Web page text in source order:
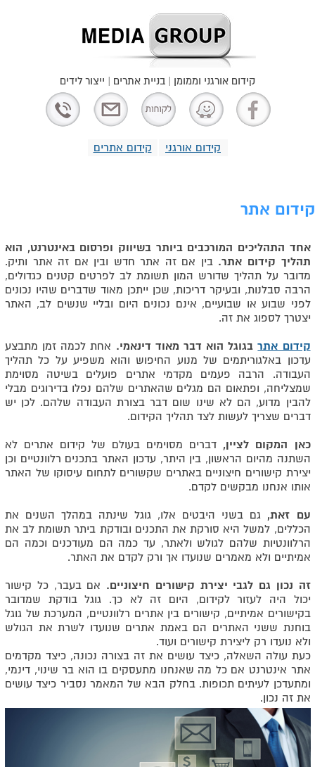
קידום אורגני קידום אתרים
קידום אורגני וממומן | בניית אתרים | ייצור לידים
קידום אתר
אחד התהליכים המורכבים ביותר בשיווק ופרסום באינטרנט, הוא
תהליך קידום אתר. בין אם זה אתר חדש ובין אם זה אתר ותיק.
מדובר על תהליך שדורש המון תשומת לב לפרטים קטנים כגדולים,
הרבה סבלנות, ובעיקר דריכות, שכן ייתכן מאוד שדברים שהיו נכונים
לפני שבוע או שבועיים, אינם נכונים היום ובליי שנשים לב, האתר
יצטרך לספוג את זה.
קידום אתרבגוגל הוא דבר מאוד דינאמי. אחת לכמה זמן מתבצע
עדכון באלגוריתמים של מנוע החיפוש והוא משפיע על כל תהליך
העבודה. הרבה פעמים מקדמי אתרים פועלים בשיטה מסוימת
שמצליחה, ופתאום הם מגלים שהאתרים שלהם נפלו בדירוגים מבלי
להבין מדוע, הם לא שינו שום דבר בצורת העבודה שלהם. לכן יש
דברים שצריך לעשות לצד תהליך הקידום.
כאן המקום לציין, דברים מסוימים בעולם של קידום אתרים לא
השתנה מהיום הראשון, בין היתר, עדכון האתר בתכנים רלוונטיים וכן
יצירת קישורים חיצוניים באתרים שקשורים לתחום עיסוקו של האתר
אותו אנחנו מבקשים לקדם.
עם זאת, גם בשני היבטים אלו, גוגל שינתה במהלך השנים את
הכללים, למשל היא סורקת את התכנים ובודקת ביתר תשומת לב את
הרלוונטיות שלהם לגולש ולאתר, עד כמה הם מעודכנים וכמה הם
אמיתיים ולא מאמרים שנועדו אך ורק לקדם את האתר.
זה נכון גם לגבי יצירת קישורים חיצוניים. אם בעבר, כל קישור
יכול היה לעזור לקידום, היום זה לא כך. גוגל בודקת שמדובר
בקישורים אמיתיים, קישורים בין אתרים רלוונטיים, המערכת של גוגל
בוחנת ששני האתרים הם באמת אתרים שנועדו לשרת את הגולש
ולא נועדו רק ליצירת קישורים ועוד.
כעת עולה השאלה, כיצד עושים את זה בצורה נכונה, כיצד מקדמים
אתר אינטרנט אם כל מה שאנחנו מתעסקים בו הוא בר שינוי, דינמי,
ומתעדכן לעיתים תכופות. בחלק הבא של המאמר נסביר כיצד עושים
את זה נכון.